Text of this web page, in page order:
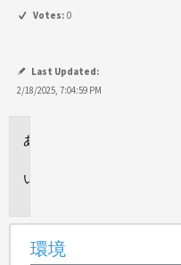
Votes: 0
Last Updated:
2/18/2025, 7:04:59 PM
環境